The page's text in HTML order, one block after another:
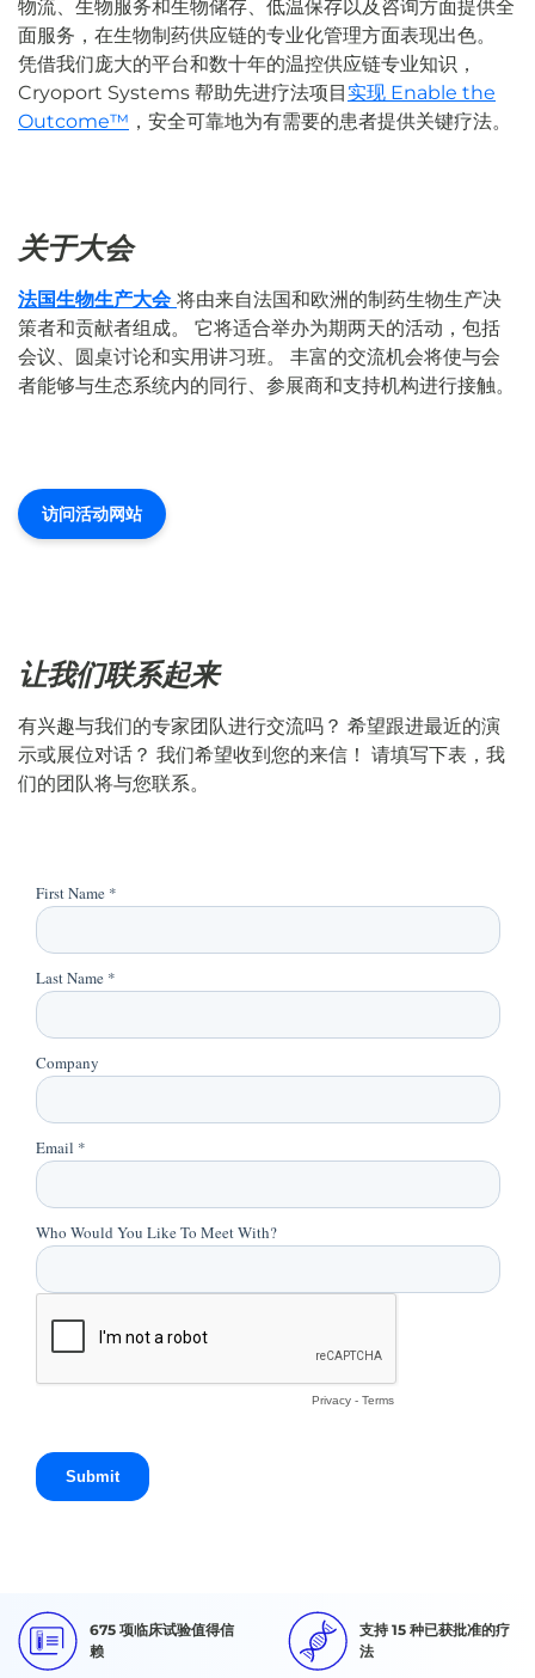
物流、生物服务和生物储存、低温保存以及咨询方面提供全
面服务，在生物制药供应链的专业化管理方面表现出色。
凭借我们庞大的平台和数十年的温控供应链专业知识，
Cryoport Systems 帮助先进疗法项目 实现 Enable the
Outcome™ ，安全可靠地为有需要的患者提供关键疗法。
关于大会
法国生物生产大会 将由来自法国和欧洲的制药生物生产决
策者和贡献者组成。 它将适合举办为期两天的活动，包括
会议、圆桌讨论和实用讲习班。 丰富的交流机会将使与会
者能够与生态系统内的同行、参展商和支持机构进行接触。
访问活动网站
让我们联系起来
有兴趣与我们的专家团队进行交流吗？ 希望跟进最近的演
示或展位对话？ 我们希望收到您的来信！ 请填写下表，我
们的团队将与您联系。
675 项临床试验值得信
赖
支持 15 种已获批准的疗
法